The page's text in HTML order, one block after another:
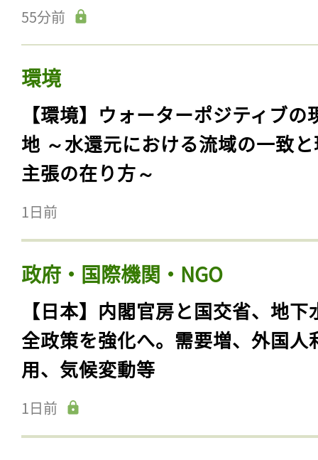
55分前
環境
【環境】ウォーターポジティブの
地 ～水還元における流域の一致
主張の在り方～
1日前
政府・国際機関・NGO
【日本】内閣官房と国交省、地下
全政策を強化へ。需要増、外国人
用、気候変動等
1日前